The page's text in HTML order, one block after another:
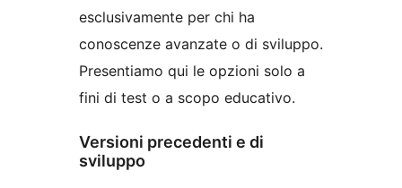
esclusivamente per chi ha
conoscenze avanzate o di sviluppo.
Presentiamo qui le opzioni solo a
fini di test o a scopo educativo.
Versioni precedenti e di
sviluppo